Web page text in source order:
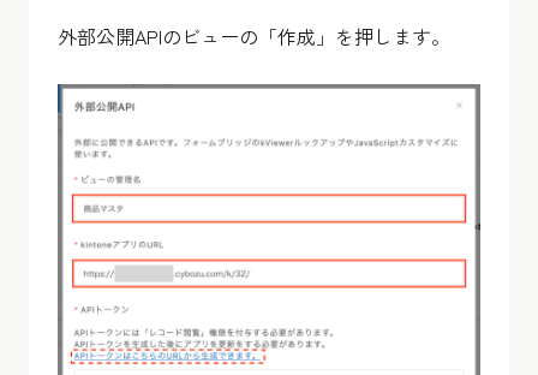
外部公開APIのビューの「作成」を押します。